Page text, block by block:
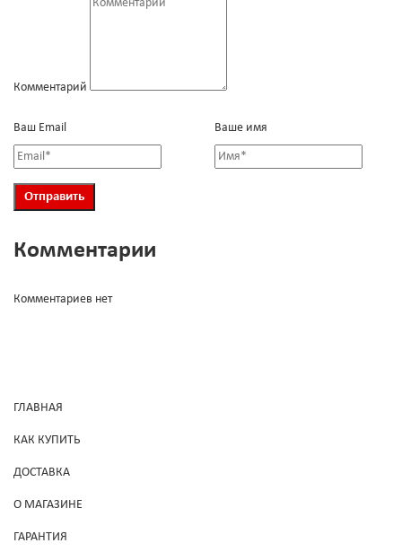
Комментарий
Ваш Email Ваше имя
Комментарии
Комментариев нет
ГЛАВНАЯ
КАК КУПИТЬ
ДОСТАВКА
О МАГАЗИНЕ
ГАРАНТИЯ